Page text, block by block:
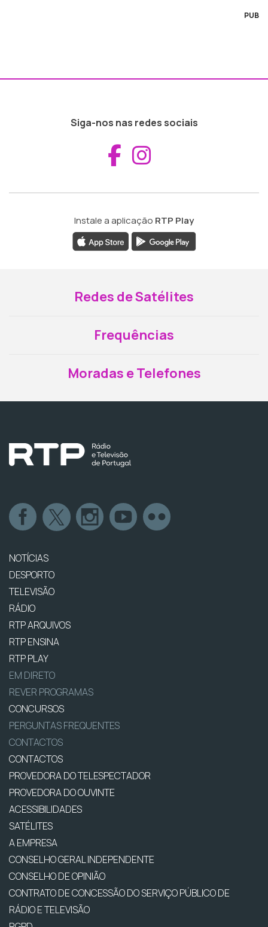
PUB
Siga-nos nas redes sociais
Aceder ao
Instale a aplicação RTP Play
Redes de Satélites
Frequências
Moradas e Telefones
NOTÍCIAS
DESPORTO
TELEVISÃO
RÁDIO
RTP ARQUIVOS
RTP ENSINA
RTP PLAY
EM DIRETO
REVER PROGRAMAS
CONCURSOS
PERGUNTAS FREQUENTES
CONTACTOS
CONTACTOS
PROVEDORA DO TELESPECTADOR
PROVEDORA DO OUVINTE
ACESSIBILIDADES
SATÉLITES
A EMPRESA
CONSELHO GERAL INDEPENDENTE
CONSELHO DE OPINIÃO
CONTRATO DE CONCESSÃO DO SERVIÇO PÚBLICO DE
RÁDIO E TELEVISÃO